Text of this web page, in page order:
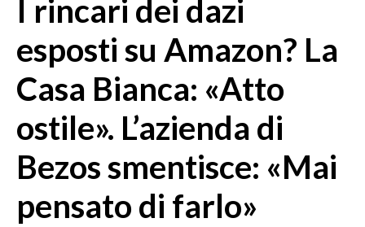
MEDIO CAMPIDANO
SASSARI E PROVINCIA
GALLURA
NUORO E PROVINCIA
OGLIASTRA
AGENDA
ITALIA
I rincari dei dazi
esposti su Amazon? La
Casa Bianca: «Atto
ostile». L’azienda di
Bezos smentisce: «Mai
pensato di farlo»